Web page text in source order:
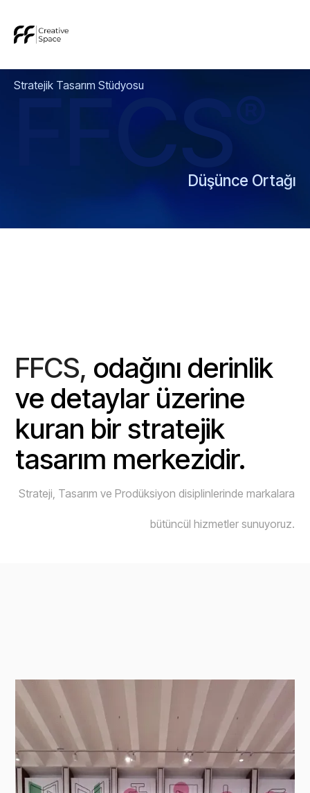
Stratejik Tasarım Stüdyosu
FFCS®
Düşünce Ortağı
FFCS, odağını derinlik
ve detaylar üzerine
kuran bir stratejik
tasarım merkezidir.
Strateji, Tasarım ve Prodüksiyon disiplinlerinde markalara
bütüncül hizmetler sunuyoruz.